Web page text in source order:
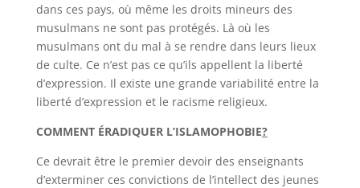
dans ces pays, où même les droits mineurs des
musulmans ne sont pas protégés. Là où les
musulmans ont du mal à se rendre dans leurs lieux
de culte. Ce n’est pas ce qu’ils appellent la liberté
d’expression. Il existe une grande variabilité entre la
liberté d’expression et le racisme religieux.
COMMENT ÉRADIQUER L’ISLAMOPHOBIE?
Ce devrait être le premier devoir des enseignants
d’exterminer ces convictions de l’intellect des jeunes